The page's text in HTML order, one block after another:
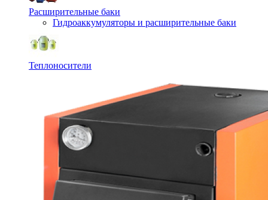
Расширительные баки
Гидроаккумуляторы и расширительные баки
Теплоносители